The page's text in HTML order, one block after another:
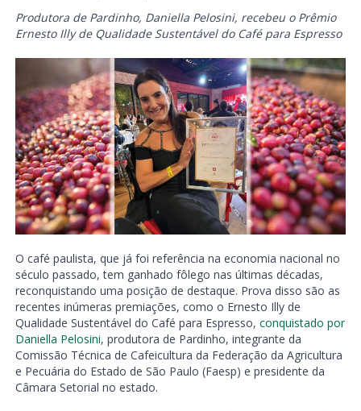
Produtora de Pardinho, Daniella Pelosini, recebeu o Prêmio
Ernesto Illy de Qualidade Sustentável do Café para Espresso
O café paulista, que já foi referência na economia nacional no
século passado, tem ganhado fôlego nas últimas décadas,
reconquistando uma posição de destaque. Prova disso são as
recentes inúmeras premiações, como o Ernesto Illy de
Qualidade Sustentável do Café para Espresso, conquistado por
Daniella Pelosini, produtora de Pardinho, integrante da
Comissão Técnica de Cafeicultura da Federação da Agricultura
e Pecuária do Estado de São Paulo (Faesp) e presidente da
Câmara Setorial no estado.